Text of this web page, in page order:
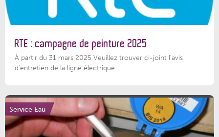
RTE : campagne de peinture 2025
À partir du 31 mars 2025 Veuillez trouver ci-joint l'avis
d'entretien de la ligne électrique...
Service Eau